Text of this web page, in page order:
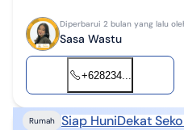
Diperbarui 2 bulan yang lalu
Sasa Wastu
+628234...
Rumah Siap HuniDekat